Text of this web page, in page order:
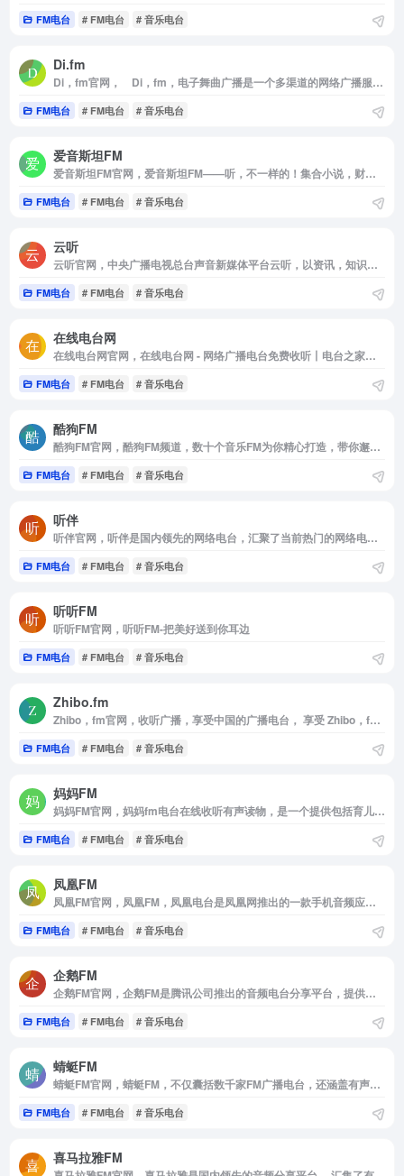
FM电台 # FM电台 # 音乐电台
Di.fm
Di，fm官网， Di，fm，电子舞曲广播是一个多渠道的网络广播服务平台，专注于电子舞曲学校的音乐推广和创作，收集优秀的电子音乐资源。网站主要提供MP3，WindowsMedia音频，AAC-HE格式，最难能可贵的是网站上所有歌曲都是免费使用的。
FM电台 # FM电台 # 音乐电台
爱音斯坦FM
爱音斯坦FM官网，爱音斯坦FM——听，不一样的！集合小说，财经，创业干货，音乐，相声，情感，育儿，知识，搞笑等精品音频，让您的收听选择更丰富，随时随地感受声音不一样的魅力
FM电台 # FM电台 # 音乐电台
云听
云听官网，中央广播电视总台声音新媒体平台云听，以资讯，知识，文化为内容战略方向，集纳总台精品内容，自制音频IP节目，创作优质有声书，致力于为手机，车机，平板电脑，智能穿戴等多终端用户提供全场景的声音产品和服务。
FM电台 # FM电台 # 音乐电台
在线电台网
在线电台网官网，在线电台网 - 网络广播电台免费收听丨电台之家提供电台广播节目，资讯，倾力打造大家喜欢的网络收音机视听平台：音乐电台，新闻电台，文艺电台，经济电台，娱乐电台，都市电台，交通电台，农业农村电台，乡村电台。
FM电台 # FM电台 # 音乐电台
酷狗FM
酷狗FM官网，酷狗FM频道，数十个音乐FM为你精心打造，带你邂逅喜爱的音乐，享受随意听音乐的精彩。
FM电台 # FM电台 # 音乐电台
听伴
听伴官网，听伴是国内领先的网络电台，汇聚了当前热门的网络电台节目如;音乐，相声，评书，脱口秀，鬼故事，广播剧等高质量音频节目。移动互联网的个性化手机电台，热门音频节目在线收听首选！
FM电台 # FM电台 # 音乐电台
听听FM
听听FM官网，听听FM-把美好送到你耳边
FM电台 # FM电台 # 音乐电台
Zhibo.fm
Zhibo，fm官网，收听广播，享受中国的广播电台， 享受 Zhibo，fm 广播电台在线收听
FM电台 # FM电台 # 音乐电台
妈妈FM
妈妈FM官网，妈妈fm电台在线收听有声读物，是一个提供包括育儿知识，情感语录，儿童故事，生活智慧等节目的网络电台。用心聆听每一个人的心声，用最温暖的声音，为妈妈们排忧解难，用最动听的音符，感动每一个听众。聆听妈妈fm，更懂生活更懂爱。
FM电台 # FM电台 # 音乐电台
凤凰FM
凤凰FM官网，凤凰FM，凤凰电台是凤凰网推出的一款手机音频应用，可以收听凤凰卫视中文台和资讯台的多档名牌节目。
FM电台 # FM电台 # 音乐电台
企鹅FM
企鹅FM官网，企鹅FM是腾讯公司推出的音频电台分享平台，提供最热门的网络电台节目。点歌台，鬼故事，星座风水，情感节目等系列直播节目每个夜晚陪着你。罗辑思维，偶遇鲁小胖，同道星娱乐大咖网红就在企鹅FM。更有最新最全有声小说如果蜗牛有爱情，盗墓笔记合集，鬼吹灯合集无聊的时候陪着你。企鹅FM应用更能按时段推送内容，能智能判断网络环境的Wi-Fi下载，更有定时播放，专辑内上一次收听提醒等贴心设计，满足你的收听需求。
FM电台 # FM电台 # 音乐电台
蜻蜓FM
蜻蜓FM官网，蜻蜓FM，不仅囊括数千家FM广播电台，还涵盖有声小说，儿童故事，相声评书，戏曲，音乐，脱口秀，鬼故事，情感故事，财经科技，新闻历史人文，健康教育等30多类的有声读物或音频节目。更有高晓松，老梁，张召忠，蒋勋等精品有声读物和音频在线收听。蜻蜓FM作为用户喜爱的有声听书应用，为广大听众呈现前沿丰富的有声读物，有声小说和广播电台节目。下载蜻蜓fm，听书听小说听电台，更多的世界用听的。
FM电台 # FM电台 # 音乐电台
喜马拉雅FM